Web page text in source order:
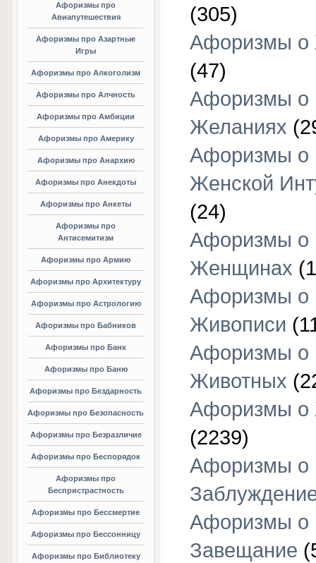
Афоризмы про
Авиапутешествия
Афоризмы про Азартные
Игры
Афоризмы про Алкоголизм
Афоризмы про Алчность
Афоризмы про Амбиции
Афоризмы про Америку
Афоризмы про Анархию
Афоризмы про Анекдоты
Афоризмы про Анкеты
Афоризмы про
Антисемитизм
Афоризмы про Армию
Афоризмы про Архитектуру
Афоризмы про Астрологию
Афоризмы про Бабников
Афоризмы про Банк
Афоризмы про Баню
Афоризмы про Бездарность
Афоризмы про Безопасность
Афоризмы про Безразличие
Афоризмы про Беспорядок
Афоризмы про
Беспристрастность
Афоризмы про Бессмертие
Афоризмы про Бессонницу
Афоризмы про Библиотеку
(305)
Афоризмы
(47)
Афоризмы о
Желаниях
Афоризмы о
Женской
(24)
Афоризмы о
Женщинах
Афоризмы о
Живописи
Афоризмы о
Животных
Афоризмы о
(2239)
Афоризмы о
Афоризмы о
Завещание